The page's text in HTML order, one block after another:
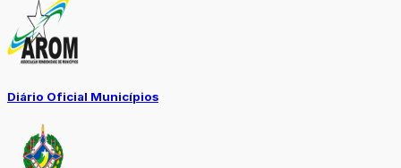
Diário Oficial Municípios